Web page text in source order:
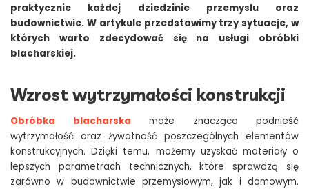
praktycznie każdej dziedzinie przemysłu oraz
budownictwie. W artykule przedstawimy trzy sytuacje, w
których warto zdecydować się na usługi obróbki
blacharskiej.
Wzrost wytrzymałości konstrukcji
Obróbka blacharska może znacząco podnieść
wytrzymałość oraz żywotność poszczególnych elementów
konstrukcyjnych. Dzięki temu, możemy uzyskać materiały o
lepszych parametrach technicznych, które sprawdzą się
zarówno w budownictwie przemysłowym, jak i domowym.